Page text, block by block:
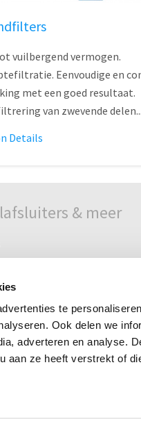
te
Ook delen we
adverteren en analyse.
aan ze heeft verstrekt of
vuilbergend vermogen.
Eenvoudige en
met een goed resultaat.
van zwevende
Details
& meer
& beluchters
& Accessoires